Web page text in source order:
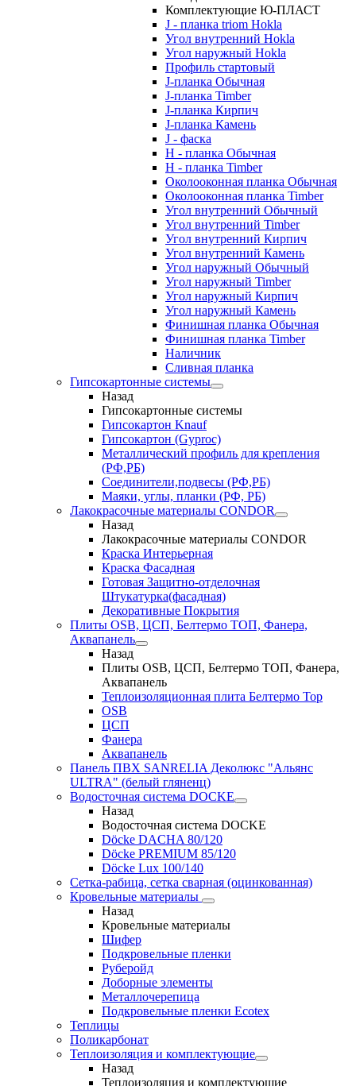
Комплектующие Ю-ПЛАСТ
J - планка triom Hokla
Угол внутренний Hokla
Угол наружный Hokla
Профиль стартовый
J-планка Обычная
J-планка Timber
J-планка Кирпич
J-планка Камень
J - фаска
Н - планка Обычная
Н - планка Timber
Околооконная планка Обычная
Околооконная планка Timber
Угол внутренний Обычный
Угол внутренний Timber
Угол внутренний Кирпич
Угол внутренний Камень
Угол наружный Обычный
Угол наружный Timber
Угол наружный Кирпич
Угол наружный Камень
Финишная планка Обычная
Финишная планка Timber
Наличник
Сливная планка
Гипсокартонные системы
Назад
Гипсокартонные системы
Гипсокартон Knauf
Гипсокартон (Gyproc)
Металлический профиль для крепления
(РФ,РБ)
Соединители,подвесы (РФ,РБ)
Маяки, углы, планки (РФ, РБ)
Лакокрасочные материалы CONDOR
Назад
Лакокрасочные материалы CONDOR
Краска Интерьерная
Краска Фасадная
Готовая Защитно-отделочная
Штукатурка(фасадная)
Декоративные Покрытия
Плиты OSB, ЦСП, Белтермо ТОП, Фанера,
Аквапанель
Назад
Плиты OSB, ЦСП, Белтермо ТОП, Фанера,
Аквапанель
Теплоизоляционная плита Белтермо Top
OSB
ЦСП
Фанера
Аквапанель
Панель ПВХ SANRELIA Деколюкс "Альянс
ULTRA" (белый гляненц)
Водосточная система DOCKE
Назад
Водосточная система DOCKE
Döсkе DACHA 80/120
Döcke PREMIUM 85/120
Döсkе Luх 100/140
Сетка-рабица, сетка сварная (оцинкованная)
Кровельные материалы
Назад
Кровельные материалы
Шифер
Подкровельные пленки
Руберойд
Доборные элементы
Металлочерепица
Подкровельные пленки Ecotex
Теплицы
Поликарбонат
Теплоизоляция и комплектующие
Назад
Теплоизоляция и комплектующие